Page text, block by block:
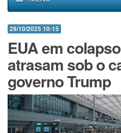
28/10/2025 10:15
EUA em
atrasam sob o
governo Trump